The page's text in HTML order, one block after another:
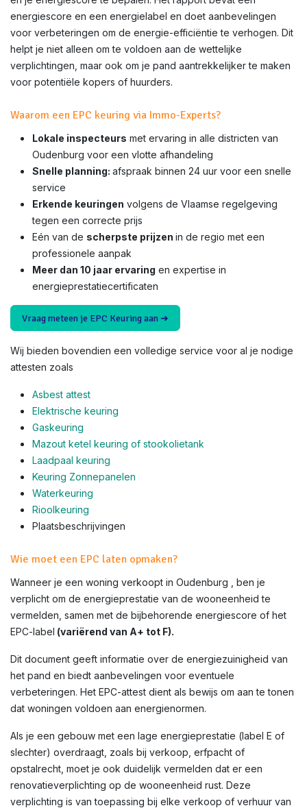
energiescore en een energielabel en doet aanbevelingen
voor verbeteringen om de energie-efficiëntie te verhogen. Dit
helpt je niet alleen om te voldoen aan de wettelijke
verplichtingen, maar ook om je pand aantrekkelijker te maken
voor potentiële kopers of huurders.
Waarom een EPC keuring via Immo-Experts?
Lokale inspecteurs met ervaring in alle districten van
Oudenburg voor een vlotte afhandeling
Snelle planning: afspraak binnen 24 uur voor een snelle
service
Erkende keuringen volgens de Vlaamse regelgeving
tegen een correcte prijs
Eén van de scherpste prijzen in de regio met een
professionele aanpak
Meer dan 10 jaar ervaring en expertise in
energieprestatiecertificaten
Vraag meteen je EPC Keuring aan ➜
Wij bieden bovendien een volledige service voor al je nodige
attesten zoals
Asbest attest
Elektrische keuring
Gaskeuring
Mazout ketel keuring of stookolietank
Laadpaal keuring
Keuring Zonnepanelen
Waterkeuring
Rioolkeuring
Plaatsbeschrijvingen
Wie moet een EPC laten opmaken?
Wanneer je een woning verkoopt in Oudenburg , ben je
verplicht om de energieprestatie van de wooneenheid te
vermelden, samen met de bijbehorende energiescore of het
EPC-label (variërend van A+ tot F).
Dit document geeft informatie over de energiezuinigheid van
het pand en biedt aanbevelingen voor eventuele
verbeteringen. Het EPC-attest dient als bewijs om aan te tonen
dat woningen voldoen aan energienormen.
Als je een gebouw met een lage energieprestatie (label E of
slechter) overdraagt, zoals bij verkoop, erfpacht of
opstalrecht, moet je ook duidelijk vermelden dat er een
renovatieverplichting op de wooneenheid rust. Deze
verplichting is van toepassing bij elke verkoop of verhuur van